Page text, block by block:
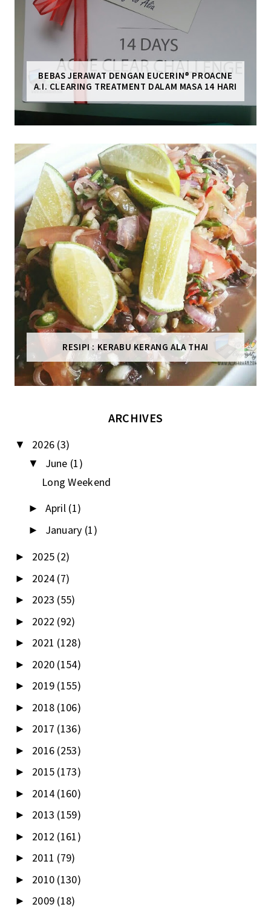
BEBAS JERAWAT DENGAN EUCERIN® PROACNE
A.I. CLEARING TREATMENT DALAM MASA 14 HARI
RESIPI : KERABU KERANG ALA THAI
ARCHIVES
▼ 2026 (3)
▼ June (1)
Long Weekend
► April (1)
► January (1)
► 2025 (2)
► 2024 (7)
► 2023 (55)
► 2022 (92)
► 2021 (128)
► 2020 (154)
► 2019 (155)
► 2018 (106)
► 2017 (136)
► 2016 (253)
► 2015 (173)
► 2014 (160)
► 2013 (159)
► 2012 (161)
► 2011 (79)
► 2010 (130)
► 2009 (18)